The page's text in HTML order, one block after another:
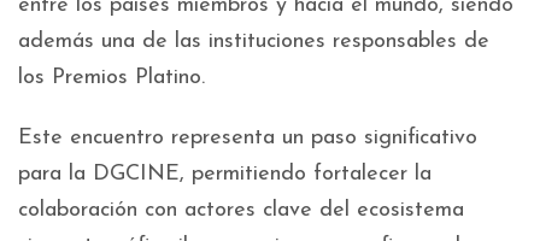
entre los países miembros y hacia el mundo, siendo
además una de las instituciones responsables de
los Premios Platino.
Este encuentro representa un paso significativo
para la DGCINE, permitiendo fortalecer la
colaboración con actores clave del ecosistema